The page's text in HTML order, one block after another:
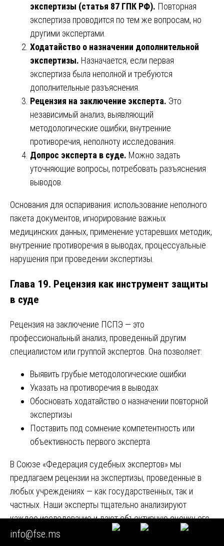
экспертизы (статья 87 ГПК РФ). Повторная
экспертиза проводится по тем же вопросам, но
другими экспертами.
Ходатайство о назначении дополнительной
экспертизы. Назначается, если первая
экспертиза была неполной и требуются
дополнительные разъяснения.
Рецензия на заключение эксперта. Это
независимый анализ, выявляющий
методологические ошибки, внутренние
противоречия, неполноту исследования.
Допрос эксперта в суде. Можно задать
уточняющие вопросы, потребовать разъяснения
выводов.
Основания для оспаривания: использование неполного
пакета документов, игнорирование важных
медицинских данных, применение устаревших методик,
внутренние противоречия в выводах, процессуальные
нарушения при проведении экспертизы.
Глава 19. Рецензия как инструмент защиты
в суде
Рецензия на заключение ПСПЭ — это
профессиональный анализ, проведенный другим
специалистом или группой экспертов. Она позволяет:
Выявить грубые методологические ошибки
Указать на противоречия в выводах
Обосновать ходатайство о назначении повторной
экспертизы
Поставить под сомнение компетентность или
объективность первого эксперта
В Союзе «Федерация судебных экспертов» мы
предлагаем рецензии на экспертизы, проведенные в
любых учреждениях — как государственных, так и
частных. Наши эксперты тщательно анализируют
каждое исследование и дают объективную оценку его
научной обоснованности.
info@fse.ms